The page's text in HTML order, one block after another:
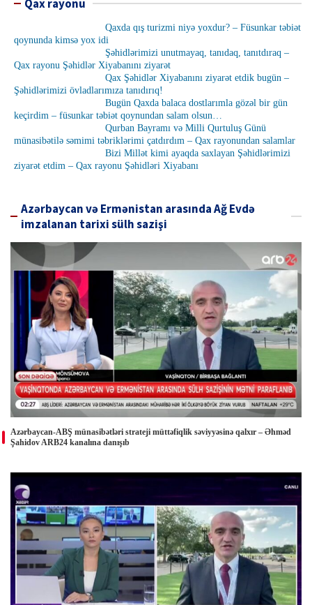
Qax rayonu
Qaxda qış turizmi niyə yoxdur? – Füsunkar təbiət
qoynunda kimsə yox idi
Şəhidlərimizi unutmayaq, tanıdaq, tanıtdıraq –
Qax rayonu Şəhidlər Xiyabanını ziyarət
Qax Şəhidlər Xiyabanını ziyarət etdik bugün –
Şəhidlərimizi övladlarımıza tanıdırıq!
Bugün Qaxda balaca dostlarımla gözəl bir gün
keçirdim – füsunkar təbiət qoynundan salam olsun…
Qurban Bayramı və Milli Qurtuluş Günü
münasibətilə səmimi təbriklərimi çatdırdım – Qax rayonundan salamlar
Bizi Millət kimi ayaqda saxlayan Şəhidlərimizi
ziyarət etdim – Qax rayonu Şəhidləri Xiyabanı
Azərbaycan və Ermənistan arasında Ağ Evdə
imzalanan tarixi sülh sazişi
Azərbaycan-ABŞ münasibətləri strateji müttəfiqlik səviyyəsinə qalxır – Əhməd
Şahidov ARB24 kanalına danışıb